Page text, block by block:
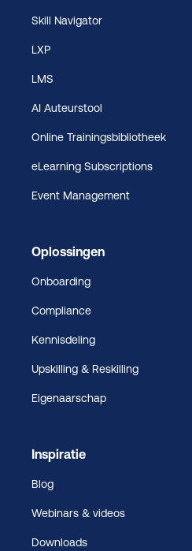
Skill Navigator
LXP
LMS
AI Auteurstool
Online Trainingsbibliotheek
eLearning Subscriptions
Event Management
Oplossingen
Onboarding
Compliance
Kennisdeling
Upskilling & Reskilling
Eigenaarschap
Inspiratie
Blog
Webinars & videos
Downloads